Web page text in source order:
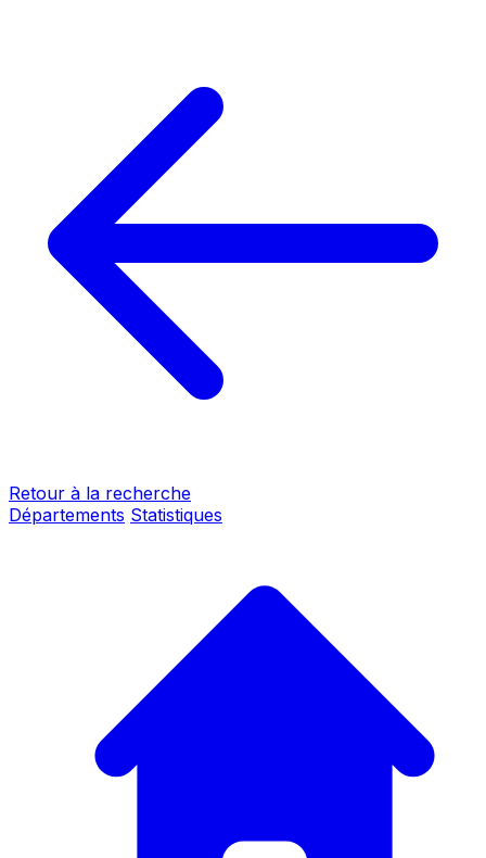
Retour à la recherche
Départements Statistiques